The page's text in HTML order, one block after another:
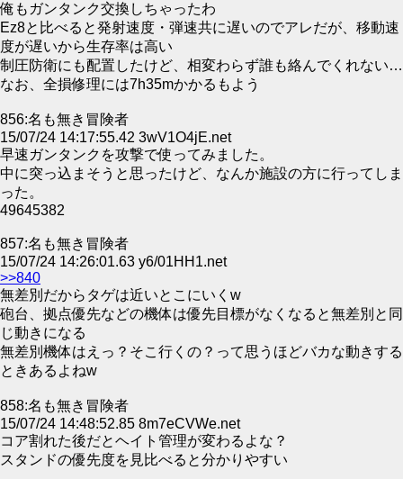
俺もガンタンク交換しちゃったわ
Ez8と比べると発射速度・弾速共に遅いのでアレだが、移動速
度が遅いから生存率は高い
制圧防衛にも配置したけど、相変わらず誰も絡んでくれない…
なお、全損修理には7h35mかかるもよう
856:名も無き冒険者
15/07/24 14:17:55.42 3wV1O4jE.net
早速ガンタンクを攻撃で使ってみました。
中に突っ込まそうと思ったけど、なんか施設の方に行ってしま
った。
49645382
857:名も無き冒険者
15/07/24 14:26:01.63 y6/01HH1.net
>>840
無差別だからタゲは近いとこにいくw
砲台、拠点優先などの機体は優先目標がなくなると無差別と同
じ動きになる
無差別機体はえっ？そこ行くの？って思うほどバカな動きする
ときあるよねw
858:名も無き冒険者
15/07/24 14:48:52.85 8m7eCVWe.net
コア割れた後だとヘイト管理が変わるよな？
スタンドの優先度を見比べると分かりやすい